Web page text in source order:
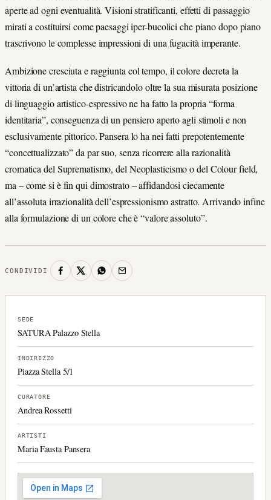
aperte ad ogni eventualità. Visioni stratificanti, effetti di passaggio
mirati a costituirsi come paesaggi iper-bucolici che piano dopo piano
trascrivono le complesse impressioni di una fugacità imperante.
Ambizione cresciuta e raggiunta col tempo, il colore decreta la
vittoria di un’artista che districandolo oltre la sua misurata posizione
di linguaggio artistico-espressivo ne ha fatto la propria “forma
identitaria”, conseguenza di un pensiero aperto agli stimoli e non
esclusivamente pittorico. Pansera lo ha nei fatti prepotentemente
“concettualizzato” da par suo, senza ricorrere alla razionalità
cromatica del Suprematismo, del Neoplasticismo o del Colour field,
ma – come si è fin qui dimostrato – affidandosi ciecamente
all’assoluta irrazionalità dell’espressionismo astratto. Arrivando infine
alla formulazione di un colore che è “valore assoluto”.
CONDIVIDI
SEDE
SATURA Palazzo Stella
INDIRIZZO
Piazza Stella 5/1
CURATORE
Andrea Rossetti
ARTISTI
Maria Fausta Pansera